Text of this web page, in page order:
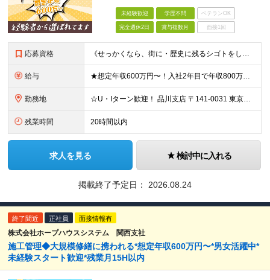
未経験歓迎 学歴不問 ベテランOK
完全週休2日 賞与複数月 面接1回
応募資格 《せっかくなら、街に・歴史に残るシゴトをしませんか？》 ☆今までの雇用形態・転職回数は一切不問！ ◆普通自動車免許（AT限定可）をお持ちの方 ◆未経験・第二新卒OK・学歴不問 ★こんな方にピッタリ★
給与 ★想定年収600万円〜！入社2年目で年収800万円の実績あり ★経験者の方は月給30万円以上＆前給保証！ 月給27万円〜＋各種手当＋賞与年2回 ※これまでのご経験やスキルに応じて加給・優遇いたします
勤務地 ☆U・Iターン歓迎！ 品川支店 〒141-0031 東京都品川区西五反田8-1-14 最勝ビル 11F 横浜支店 〒141-0031 東京都品川区西五反田8-1-14 最勝ビル 11F 新潟支店
残業時間 20時間以内
求人を見る 検討中に入れる
掲載終了予定日： 2026.08.24
終了間近 正社員 面接情報有
株式会社ホープハウスシステム 関西支社
施工管理◆大規模修繕に携われる*想定年収600万円〜*男女活躍中*
未経験スタート歓迎*残業月15H以内